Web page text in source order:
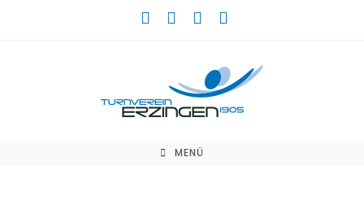
MENÜ